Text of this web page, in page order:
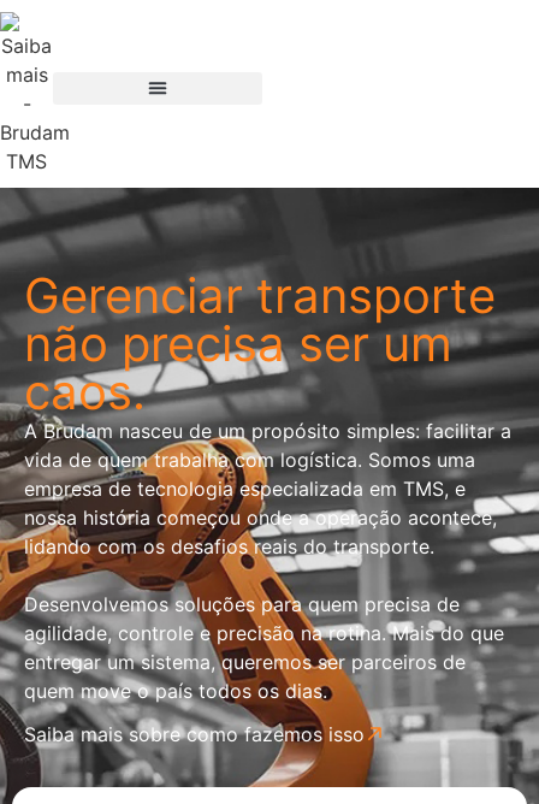
Gerenciar transporte
não precisa ser um
caos.
A Brudam nasceu de um propósito simples: facilitar a
vida de quem trabalha com logística. Somos uma
empresa de tecnologia especializada em TMS, e
nossa história começou onde a operação acontece,
lidando com os desafios reais do transporte.
Desenvolvemos soluções para quem precisa de
agilidade, controle e precisão na rotina. Mais do que
entregar um sistema, queremos ser parceiros de
quem move o país todos os dias.
Saiba mais sobre como fazemos isso